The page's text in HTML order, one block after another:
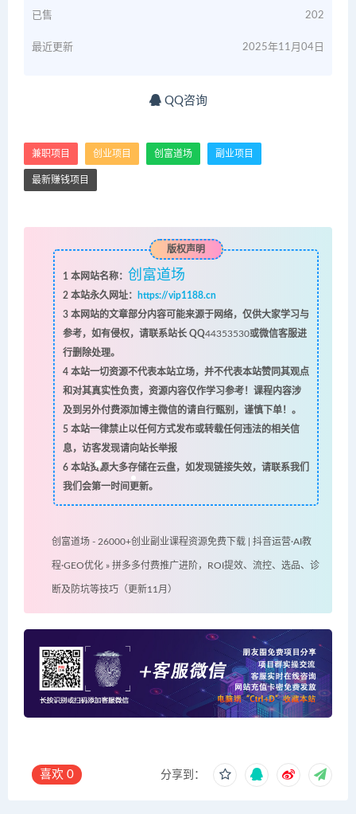
已售 202
最近更新 2025年11月04日
QQ咨询
兼职项目 创业项目 创富道场 副业项目
最新赚钱项目
版权声明
1 本网站名称： 创富道场
2本站永久网址：
https://vip1188.cn
3本网站的文章部分内容可能来源于网络，仅供大家学习与
参考，如有侵权，请联系站长 QQ44353530或微信客服进
行删除处理。
4本站一切资源不代表本站立场，并不代表本站赞同其观点
和对其真实性负责，资源内容仅作学习参考！课程内容涉
及到另外付费添加博主微信的请自行甄别，谨慎下单！。
5本站一律禁止以任何方式发布或转载任何违法的相关信
息，访客发现请向站长举报
6本站资源大多存储在云盘，如发现链接失效，请联系我们
我们会第一时间更新。
创富道场 - 26000+创业副业课程资源免费下载 | 抖音运营·AI教
程·GEO优化 » 拼多多付费推广进阶，ROI提效、流控、选品、诊
断及防坑等技巧（更新11月）
喜欢 0 分享到：